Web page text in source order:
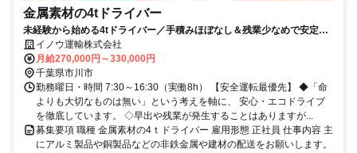
金属素材の4tドライバー
未経験から始める4tドライバー／手積みほぼなし＆残業少なめで安定生
活 イノウ運輸株式会社
月給270,000円～330,000円
千葉県市川市
勤務曜日・時間 7:30～16:30（実働8h） 【安全運転最優先】 ◆「命
よりも大切なものは無い」という考えを軸に、 安心・エコドライブ
を徹底しています。 ◇早出や残業が発生することはありますが...
募集要項 職種 金属素材の4ｔドライバー 雇用形態 正社員 仕事内容 主
にアルミ製品や銅製品などの非鉄金属や建材の配送をお願いします。